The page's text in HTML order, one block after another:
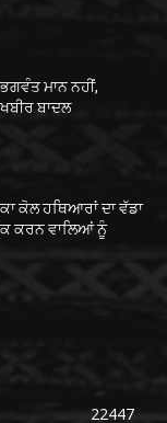
ਮਾਨ ਨਹੀਂ,
ਬਾਦਲ
ਕੋਲ ਹਥਿਆਰਾਂ ਦਾ ਵੱਡਾ
ਕਰਨ ਵਾਲਿਆਂ ਨੂੰ
22447